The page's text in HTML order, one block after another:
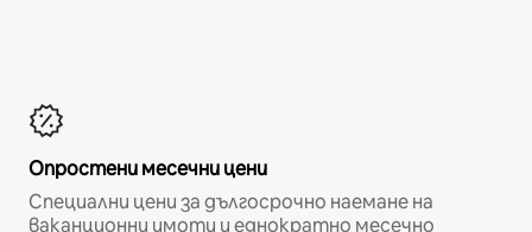
Опростени месечни цени
Специални цени за дългосрочно наемане на
ваканционни имоти и еднократно месечно